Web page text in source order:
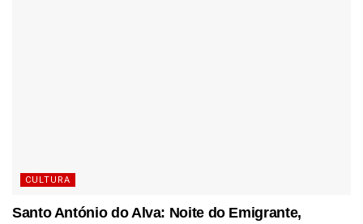
CULTURA
Santo António do Alva: Noite do Emigrante,